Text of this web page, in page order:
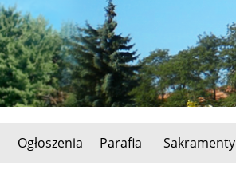
Ogłoszenia Parafia Sakramenty